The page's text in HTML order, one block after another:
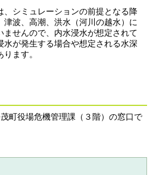
、シミュレーションの前提となる降
津波、高潮、洪水（河川の越水）に
ませんので、内水浸水が想定されて
水が発生する場合や想定される水深
ます。
町役場危機管理課（３階）の窓口で